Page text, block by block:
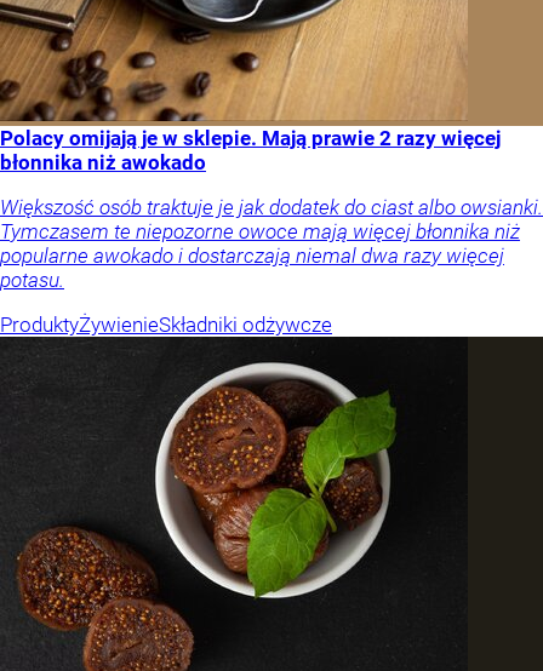
Polacy omijają je w sklepie. Mają prawie 2 razy więcej
błonnika niż awokado
Większość osób traktuje je jak dodatek do ciast albo owsianki.
Tymczasem te niepozorne owoce mają więcej błonnika niż
popularne awokado i dostarczają niemal dwa razy więcej
potasu.
ProduktyŻywienieSkładniki odżywcze